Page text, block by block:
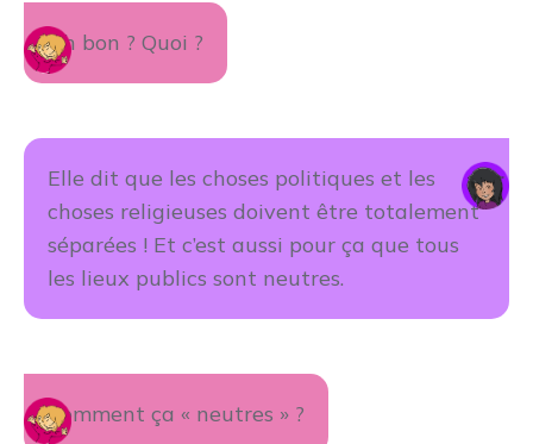
Ah bon ? Quoi ?
Elle dit que les choses politiques et les
choses religieuses doivent être totalement
séparées ! Et c’est aussi pour ça que tous
les lieux publics sont neutres.
Comment ça « neutres » ?